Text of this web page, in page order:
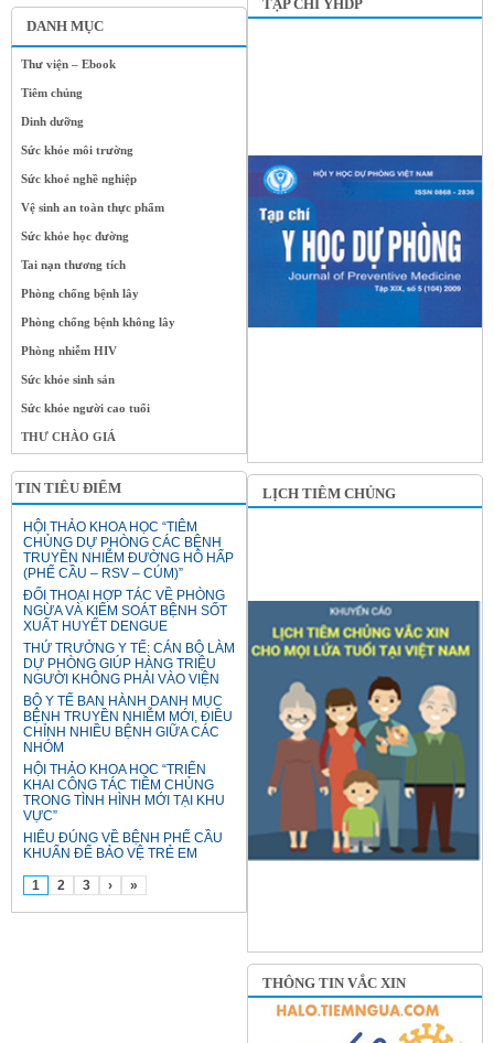
DANH MỤC
Thư viện – Ebook
Tiêm chủng
Dinh dưỡng
Sức khỏe môi trường
Sức khoẻ nghề nghiệp
Vệ sinh an toàn thực phẩm
Sức khỏe học đường
Tai nạn thương tích
Phòng chống bệnh lây
Phòng chống bệnh không lây
Phòng nhiễm HIV
Sức khỏe sinh sản
Sức khỏe người cao tuổi
THƯ CHÀO GIÁ
TIN TIÊU ĐIỂM
HỘI THẢO KHOA HỌC “TIÊM
CHỦNG DỰ PHÒNG CÁC BỆNH
TRUYỀN NHIỄM ĐƯỜNG HÔ HẤP
(PHẾ CẦU – RSV – CÚM)”
ĐỐI THOẠI HỢP TÁC VỀ PHÒNG
NGỪA VÀ KIỂM SOÁT BỆNH SỐT
XUẤT HUYẾT DENGUE
THỨ TRƯỞNG Y TẾ: CÁN BỘ LÀM
DỰ PHÒNG GIÚP HÀNG TRIỆU
NGƯỜI KHÔNG PHẢI VÀO VIỆN
BỘ Y TẾ BAN HÀNH DANH MỤC
BỆNH TRUYỀN NHIỄM MỚI, ĐIỀU
CHỈNH NHIỀU BỆNH GIỮA CÁC
NHÓM
HỘI THẢO KHOA HỌC “TRIỂN
KHAI CÔNG TÁC TIÊM CHỦNG
TRONG TÌNH HÌNH MỚI TẠI KHU
VỰC”
HIỂU ĐÚNG VỀ BỆNH PHẾ CẦU
KHUẨN ĐỂ BẢO VỆ TRẺ EM
1 2 3 › »
TẠP CHÍ YHDP
LỊCH TIÊM CHỦNG
THÔNG TIN VẮC XIN